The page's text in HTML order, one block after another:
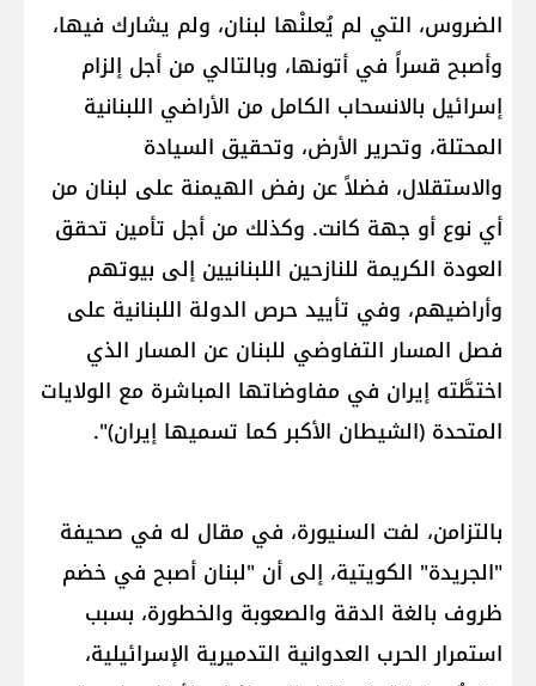
الضروس، التي لم يُعلنْها لبنان، ولم يشارك فيها،
وأصبح قسراً في أتونها، وبالتالي من أجل إلزام
إسرائيل بالانسحاب الكامل من الأراضي اللبنانية
المحتلة، وتحرير الأرض، وتحقيق السيادة
والاستقلال، فضلاً عن رفض الهيمنة على لبنان من
أي نوع أو جهة كانت. وكذلك من أجل تأمين تحقق
العودة الكريمة للنازحين اللبنانيين إلى بيوتهم
وأراضيهم، وفي تأييد حرص الدولة اللبنانية على
فصل المسار التفاوضي للبنان عن المسار الذي
اختطَّته إيران في مفاوضاتها المباشرة مع الولايات
المتحدة (الشيطان الأكبر كما تسميها إيران)".
بالتزامن، لفت السنيورة، في مقال له في صحيفة
"الجريدة" الكويتية، إلى أن "لبنان أصبح في خضم
ظروف بالغة الدقة والصعوبة والخطورة، بسبب
استمرار الحرب العدوانية التدميرية الإسرائيلية،